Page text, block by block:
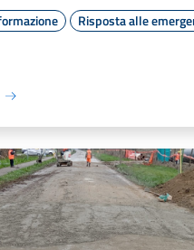
Risposta alle